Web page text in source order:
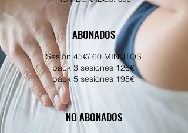
ABONADOS
Sesión 45€/ 60 MINUTOS
pack 3 sesiones 126€
pack 5 sesiones 195€
NO ABONADOS